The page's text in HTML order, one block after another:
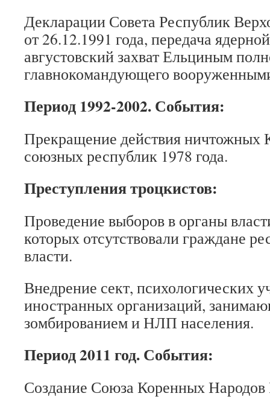
Декларации Совета Республик
от 26.12.1991 года, передача
августовский захват Ельциным
главнокомандующего
Период 1992-2002. События:
Прекращение действия ничтожных
союзных республик 1978 года.
Преступления троцкистов:
Проведение выборов в органы
которых отсутствовали граждане
власти.
Внедрение сект, психологических
иностранных организаций,
зомбированием и НЛП населения.
Период 2011 год. События:
Создание Союза Коренных